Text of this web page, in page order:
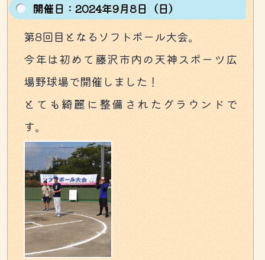
開催⽇：2024年9月8日（日）
第8回目となるソフトボール大会。
今年は初めて藤沢市内の天神スポーツ広
場野球場で開催しました！
とても綺麗に整備されたグラウンドで
す。